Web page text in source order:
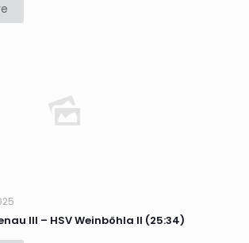
III – HSV Weinböhla II (25:34)